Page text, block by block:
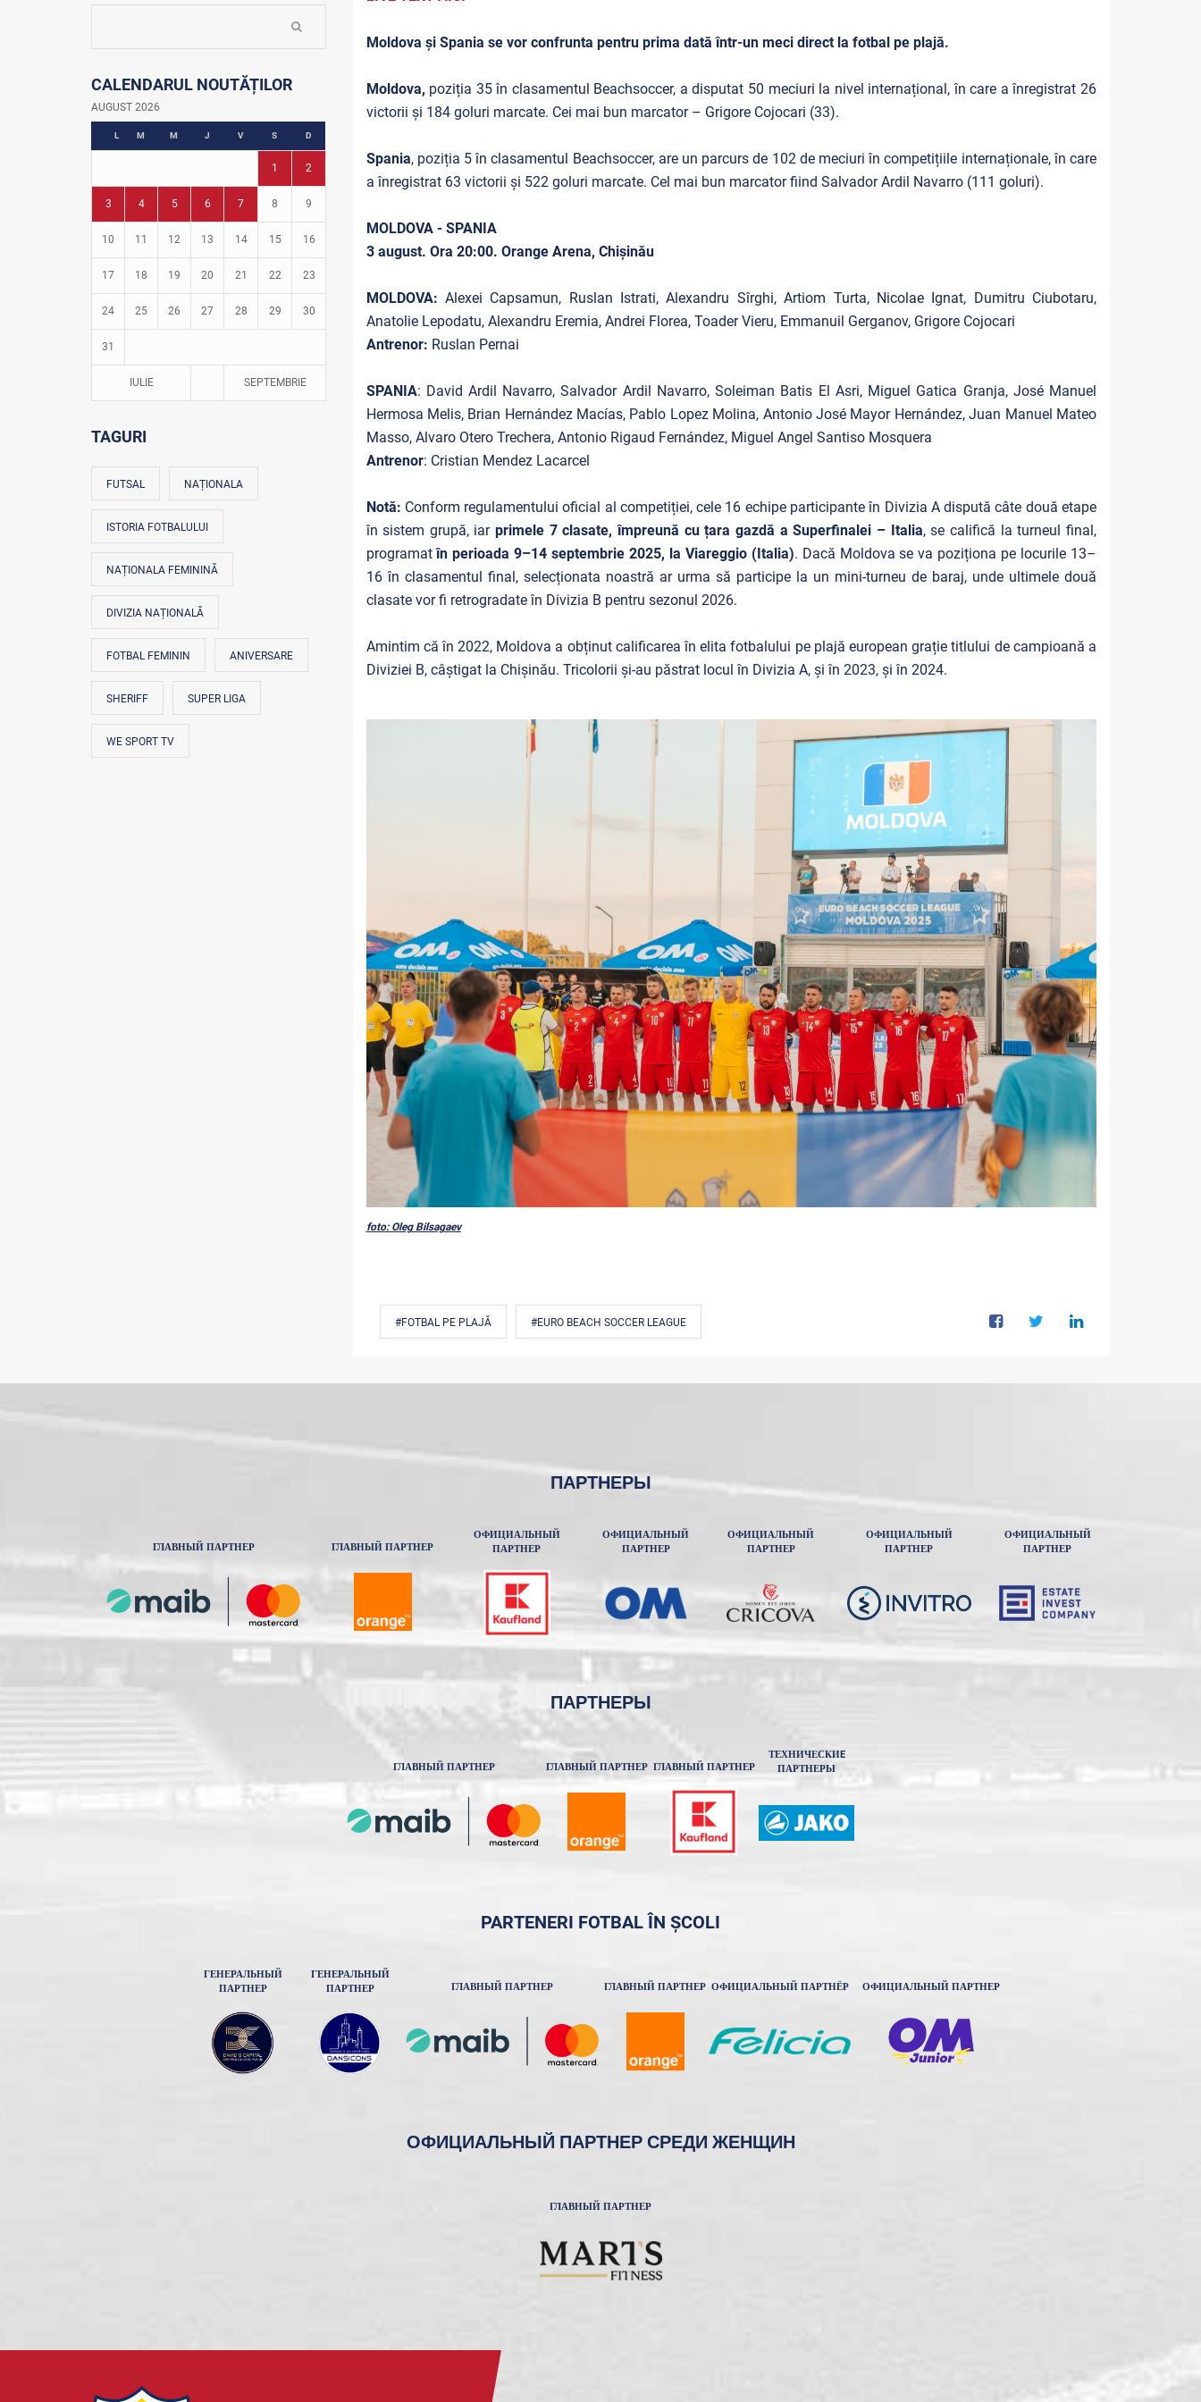
Istoria fotbalului
Turneul Viitorul
Fotbal în grădinițe
CALENDARUL NOUTĂȚILOR
AUGUST 2026
L M M J V S D
1 2
3 4 5 6 7 8 9
10 11 12 13 14 15 16
17 18 19 20 21 22 23
24 25 26 27 28 29 30
31
IULIE SEPTEMBRIE
TAGURI
FUTSAL NAȚIONALA
ISTORIA FOTBALULUI
NAȚIONALA FEMININĂ
DIVIZIA NAȚIONALĂ
FOTBAL FEMININ ANIVERSARE
SHERIFF SUPER LIGA
WE SPORT TV
Moldova și Spania se vor confrunta pentru prima dată într-un meci direct la fotbal pe plajă.
Moldova, poziția 35 în clasamentul Beachsoccer, a disputat 50 meciuri la nivel internațional, în care a înregistrat 26
victorii și 184 goluri marcate. Cei mai bun marcator – Grigore Cojocari (33).
Spania, poziția 5 în clasamentul Beachsoccer, are un parcurs de 102 de meciuri în competițiile internaționale, în care
a înregistrat 63 victorii și 522 goluri marcate. Cel mai bun marcator fiind Salvador Ardil Navarro (111 goluri).
MOLDOVA - SPANIA
3 august. Ora 20:00. Orange Arena, Chișinău
MOLDOVA: Alexei Capsamun, Ruslan Istrati, Alexandru Sîrghi, Artiom Turta, Nicolae Ignat, Dumitru Ciubotaru,
Anatolie Lepodatu, Alexandru Eremia, Andrei Florea, Toader Vieru, Emmanuil Gerganov, Grigore Cojocari
Antrenor: Ruslan Pernai
SPANIA: David Ardil Navarro, Salvador Ardil Navarro, Soleiman Batis El Asri, Miguel Gatica Granja, José Manuel
Hermosa Melis, Brian Hernández Macías, Pablo Lopez Molina, Antonio José Mayor Hernández, Juan Manuel Mateo
Masso, Alvaro Otero Trechera, Antonio Rigaud Fernández, Miguel Angel Santiso Mosquera
Antrenor: Cristian Mendez Lacarcel
Notă: Conform regulamentului oficial al competiției, cele 16 echipe participante în Divizia A dispută câte două etape
în sistem grupă, iarprimele 7 clasate, împreună cu țara gazdă a Superfinalei – Italia, se califică la turneul final,
programatîn perioada 9–14 septembrie 2025, la Viareggio (Italia). Dacă Moldova se va poziționa pe locurile 13–
16 în clasamentul final, selecționata noastră ar urma să participe la un mini-turneu de baraj, unde ultimele două
clasate vor fi retrogradate în Divizia B pentru sezonul 2026.
Amintim că în 2022, Moldova a obținut calificarea în elita fotbalului pe plajă european grație titlului de campioană a
Diviziei B, câștigat la Chișinău. Tricolorii și-au păstrat locul în Divizia A, și în 2023, și în 2024.
foto: Oleg Bilsagaev
#FOTBAL PE PLAJĂ #EURO BEACH SOCCER LEAGUE
ПАРТНЕРЫ
ГЛАВНЫЙ ПАРТНЕР ГЛАВНЫЙ ПАРТНЕР
ОФИЦИАЛЬНЫЙ
ПАРТНЕР
ОФИЦИАЛЬНЫЙ
ПАРТНЕР
ОФИЦИАЛЬНЫЙ
ПАРТНЕР
ОФИЦИАЛЬНЫЙ
ПАРТНЕР
ОФИЦИАЛЬНЫЙ
ПАРТНЕР
ПАРТНЕРЫ
ГЛАВНЫЙ ПАРТНЕР ГЛАВНЫЙ ПАРТНЕР ГЛАВНЫЙ ПАРТНЕР
ТЕХНИЧЕСКИE
ПАРТНЕРЫ
PARTENERI FOTBAL ÎN ȘCOLI
ГЕНЕРАЛЬНЫЙ
ПАРТНЕР
ГЕНЕРАЛЬНЫЙ
ПАРТНЕР
ГЛАВНЫЙ ПАРТНЕР ГЛАВНЫЙ ПАРТНЕР ОФИЦИАЛЬНЫЙ ПАРТНЁР ОФИЦИАЛЬНЫЙ ПАРТНЕР
ОФИЦИАЛЬНЫЙ ПАРТНЕР СРЕДИ ЖЕНЩИН
ГЛАВНЫЙ ПАРТНЕР